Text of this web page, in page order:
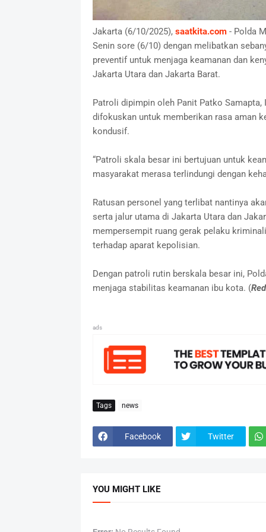
Jakarta (6/10/2025), saatkita.com- Polda
Senin sore (6/10) dengan melibatkan
preventif untuk menjaga keamanan dan
Jakarta Utara dan Jakarta Barat.
Patroli dipimpin oleh Panit Patko
difokuskan untuk memberikan rasa aman
kondusif.
“Patroli skala besar ini bertujuan untuk
masyarakat merasa terlindungi dengan
Ratusan personel yang terlibat nantinya
serta jalur utama di Jakarta Utara dan
mempersempit ruang gerak pelaku
terhadap aparat kepolisian.
Dengan patroli rutin berskala besar ini,
menjaga stabilitas keamanan ibu kota. (Red
ads
Tags news
Facebook Twitter
YOU MIGHT LIKE